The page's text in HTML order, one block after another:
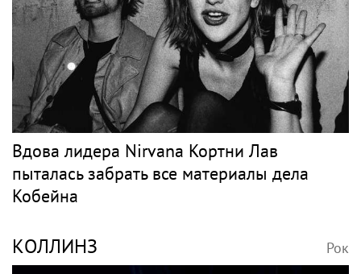
Вдова лидера Nirvana Кортни Лав
пыталась забрать все материалы дела
Кобейна
КОЛЛИНЗ Рок